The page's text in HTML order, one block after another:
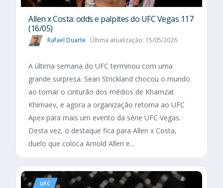
Allen x Costa: odds e palpites do UFC Vegas 117
(16/05)
Rafael Duarte Última atualização: 15/05/2026
A última semana do UFC terminou com uma
grande surpresa. Sean Strickland chocou o mundo
ao tomar o cinturão dos médios de Khamzat
Khimaev, e agora a organização retorna ao UFC
Apex para mais um evento da série UFC Vegas.
Desta vez, o destaque fica para Allen x Costa,
duelo que coloca Arnold Allen e...
UFC